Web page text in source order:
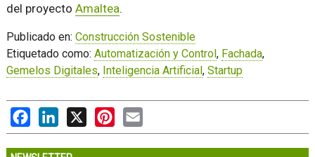
del proyecto Amaltea.
Publicado en: Construcción Sostenible
Etiquetado como: Automatización y Control, Fachada,
Gemelos Digitales, Inteligencia Artificial, Startup
FacebookLinkedIn
X PinterestEmail